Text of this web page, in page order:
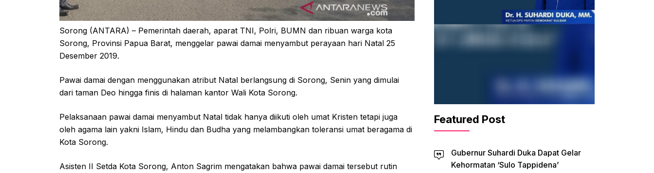
Sorong (ANTARA) – Pemerintah daerah, aparat TNI, Polri, BUMN dan ribuan warga kota
Sorong, Provinsi Papua Barat, menggelar pawai damai menyambut perayaan hari Natal 25
Desember 2019.
Pawai damai dengan menggunakan atribut Natal berlangsung di Sorong, Senin yang dimulai
dari taman Deo hingga finis di halaman kantor Wali Kota Sorong.
Pelaksanaan pawai damai menyambut Natal tidak hanya diikuti oleh umat Kristen tetapi juga
oleh agama lain yakni Islam, Hindu dan Budha yang melambangkan toleransi umat beragama di
Kota Sorong.
Asisten II Setda Kota Sorong, Anton Sagrim mengatakan bahwa pawai damai tersebut rutin
Featured Post
Gubernur Suhardi Duka Dapat Gelar
Kehormatan ‘Sulo Tappidena’